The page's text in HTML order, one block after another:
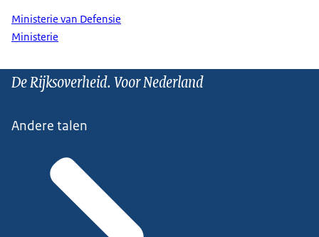
Ministerie van Defensie
Ministerie
De Rijksoverheid. Voor Nederland
Andere talen